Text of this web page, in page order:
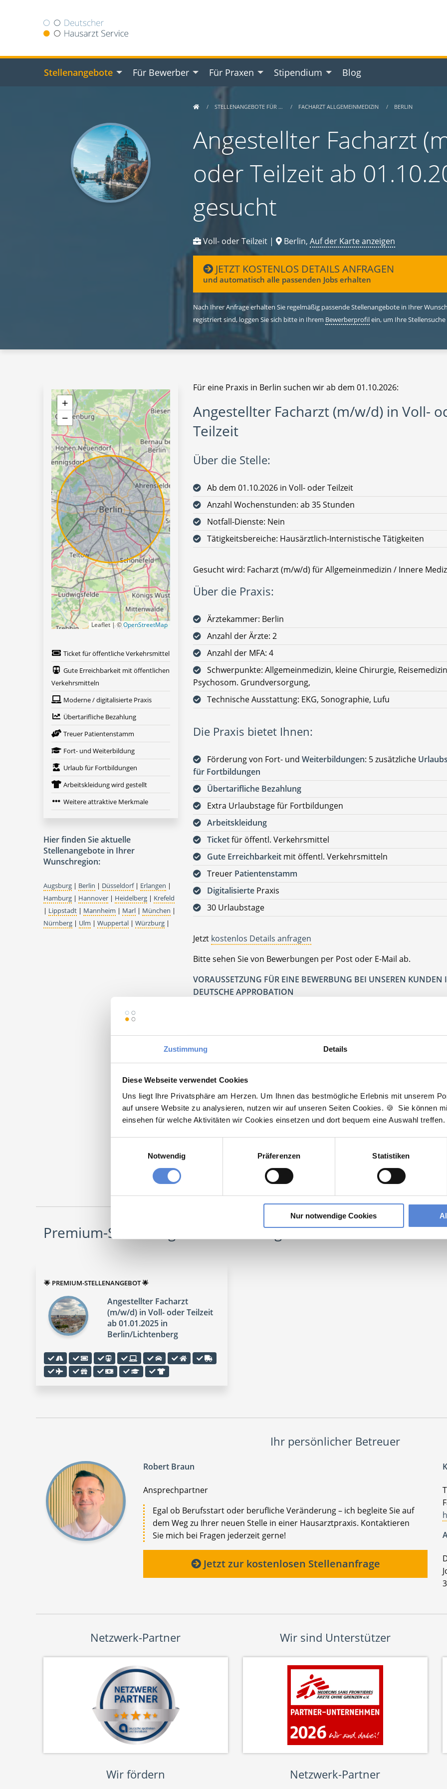
Zustimmung Details
Diese Webseite verwendet Cookies
Uns liegt Ihre Privatsphäre am Herzen. Um Ihnen das bestmögliche Erlebnis mit unserem
auf unsere Website zu analysieren, nutzen wir auf unseren Seiten Cookies. 🍪 Sie können
einsehen für welche Aktivitäten wir Cookies einsetzen und dort bequem eine Auswahl treffen.
Notwendig
Präferenzen Statistiken
Nur notwendige Cookies
Stellenangebote Für Bewerber Für Praxen Stipendium Blog
STELLENANGEBOTE FÜR … FACHARZT ALLGEMEINMEDIZIN BERLIN
Angestellter Facharzt
oder Teilzeit ab
gesucht
Voll- oder Teilzeit | Berlin, Auf der Karte anzeigen
JETZT KOSTENLOS DETAILS ANFRAGEN
und automatisch alle passenden Jobs erhalten
Nach Ihrer Anfrage erhalten Sie regelmäßig passende Stellenangebote in Ihrer
registriert sind, loggen Sie sich bitte in Ihrem Bewerberprofilein, um Ihre
Für eine Praxis in Berlin suchen wir ab dem 01.10.2026:
Angestellter Facharzt (m/w/d) in Voll-
Teilzeit
Über die Stelle:
Ab dem 01.10.2026 in Voll- oder Teilzeit
Anzahl Wochenstunden: ab 35 Stunden
Notfall-Dienste: Nein
Tätigkeitsbereiche: Hausärztlich-Internistische Tätigkeiten
Gesucht wird: Facharzt (m/w/d) für Allgemeinmedizin / Innere
Über die Praxis:
Ärztekammer: Berlin
Anzahl der Ärzte: 2
Anzahl der MFA: 4
Schwerpunkte: Allgemeinmedizin, kleine Chirurgie,
Psychosom. Grundversorgung,
Technische Ausstattung: EKG, Sonographie, Lufu
Die Praxis bietet Ihnen:
Förderung von Fort- und Weiterbildungen: 5 zusätzliche
für Fortbildungen
Übertarifliche Bezahlung
Extra Urlaubstage für Fortbildungen
Arbeitskleidung
Ticketfür öffentl. Verkehrsmittel
Gute Erreichbarkeit mit öffentl. Verkehrsmitteln
Treuer Patientenstamm
Digitalisierte Praxis
30 Urlaubstage
Jetzt kostenlos Details anfragen
Bitte sehen Sie von Bewerbungen per Post oder E-Mail ab.
VORAUSSETZUNG FÜR EINE BEWERBUNG BEI UNSEREN KUNDEN
DEUTSCHE APPROBATION
Momentan interessieren sich 3 Besucherfür Stellenangebote alsFacharzt
Facharzt Allgemeinmedizin
Maschinenlesbare Version: Stellenangebot als Markdown (CC BY 4.0)
+
−
Leaflet | ©OpenStreetMap
Ticket für öffentliche Verkehrsmittel
Gute Erreichbarkeit mit öffentlichen
Verkehrsmitteln
Moderne / digitalisierte Praxis
Übertarifliche Bezahlung
Treuer Patientenstamm
Fort- und Weiterbildung
Urlaub für Fortbildungen
Arbeitskleidung wird gestellt
Weitere attraktive Merkmale
Hier finden Sie aktuelle
Stellenangebote in Ihrer
Wunschregion:
Augsburg | Berlin | Düsseldorf| Erlangen |
Hamburg | Hannover | Heidelberg | Krefeld
| Lippstadt | Mannheim | Marl | München |
Nürnberg | Ulm | Wuppertal | Würzburg |
Premium-Stellenangebote in der Region Berlin:
🌟 PREMIUM-STELLENANGEBOT 🌟
Angestellter Facharzt
(m/w/d) in Voll- oder Teilzeit
ab 01.01.2025 in
Berlin/Lichtenberg
Ihr persönlicher Betreuer
Robert Braun
Ansprechpartner
Egal ob Berufsstart oder berufliche Veränderung – ich begleite Sie auf
dem Weg zu Ihrer neuen Stelle in einer Hausarztpraxis. Kontaktieren
Sie mich bei Fragen jederzeit gerne!
Jetzt zur kostenlosen Stellenanfrage
Netzwerk-Partner Wir sind Unterstützer
Wir fördern Netzwerk-Partner